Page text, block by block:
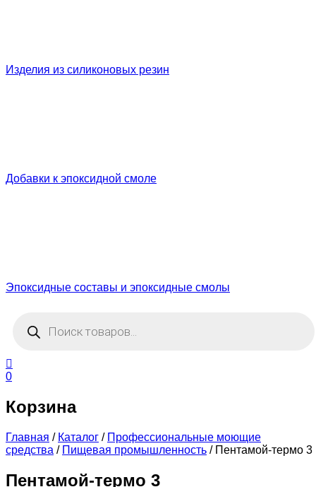
Изделия из силиконовых резин
Добавки к эпоксидной смоле
Эпоксидные составы и эпоксидные смолы
товаров
0
Корзина
Главная / Каталог / Профессиональные моющие
средства / Пищевая промышленность / Пентамой-термо 3
Пентамой-термо 3